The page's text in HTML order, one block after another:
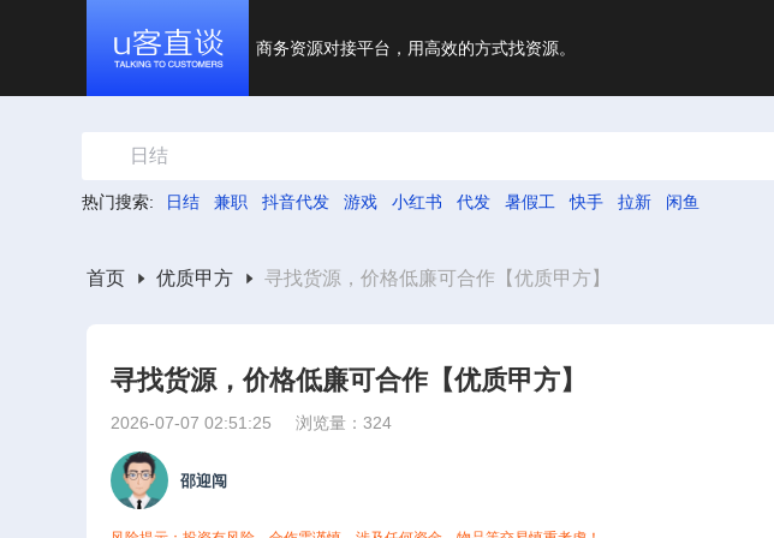
商务资源对接平台，用高效的方式找资源。
日结
热门搜索: 日结 兼职 抖音代发 游戏 小红书 代发 暑假工 快手 拉新 闲鱼
首页 优质甲方 寻找货源，价格低廉可合作【优质甲方】
寻找货源，价格低廉可合作【优质甲方】
2026-07-07 02:51:25 浏览量：324
邵迎闯